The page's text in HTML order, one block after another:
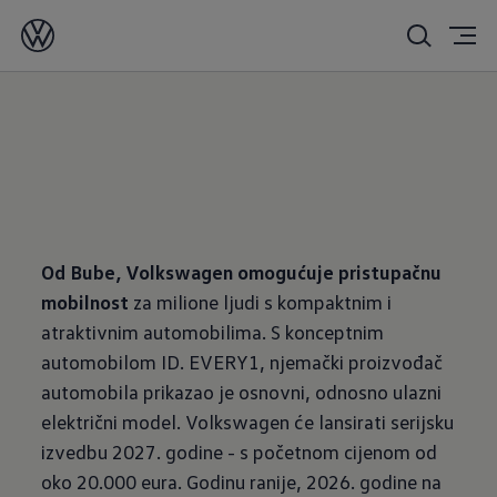
03/06/2025
Od Bube, Volkswagen omogućuje pristupačnu
mobilnost za milione ljudi s kompaktnim i
atraktivnim automobilima. S konceptnim
automobilom ID. EVERY1, njemački proizvođač
automobila prikazao je osnovni, odnosno ulazni
električni model. Volkswagen će lansirati serijsku
izvedbu 2027. godine - s početnom cijenom od
oko 20.000 eura. Godinu ranije, 2026. godine na